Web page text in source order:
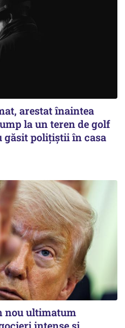
arestat înaintea
la un teren de golf
găsit polițiștii în casa
nou ultimatum